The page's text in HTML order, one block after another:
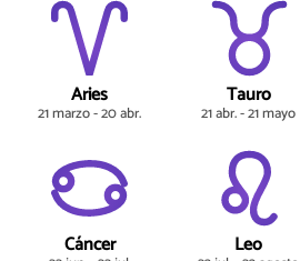
Aries
21 marzo - 20 abr.
Tauro
21 abr. - 21 mayo
Cáncer Leo